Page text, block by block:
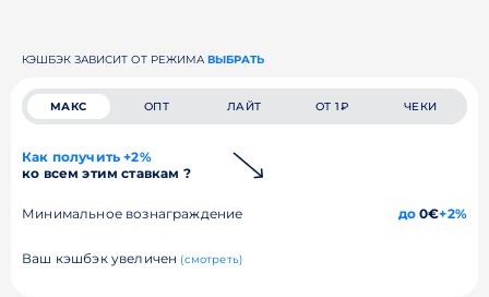
КЭШБЭК ЗАВИСИТ ОТ РЕЖИМА ВЫБРАТЬ
МАКС ОПТ ЛАЙТ ОТ 1₽ ЧЕКИ
Как получить +2%
ко всем этим ставкам ?
Минимальное вознаграждение до0€+2%
Ваш кэшбэк увеличен (смотреть)